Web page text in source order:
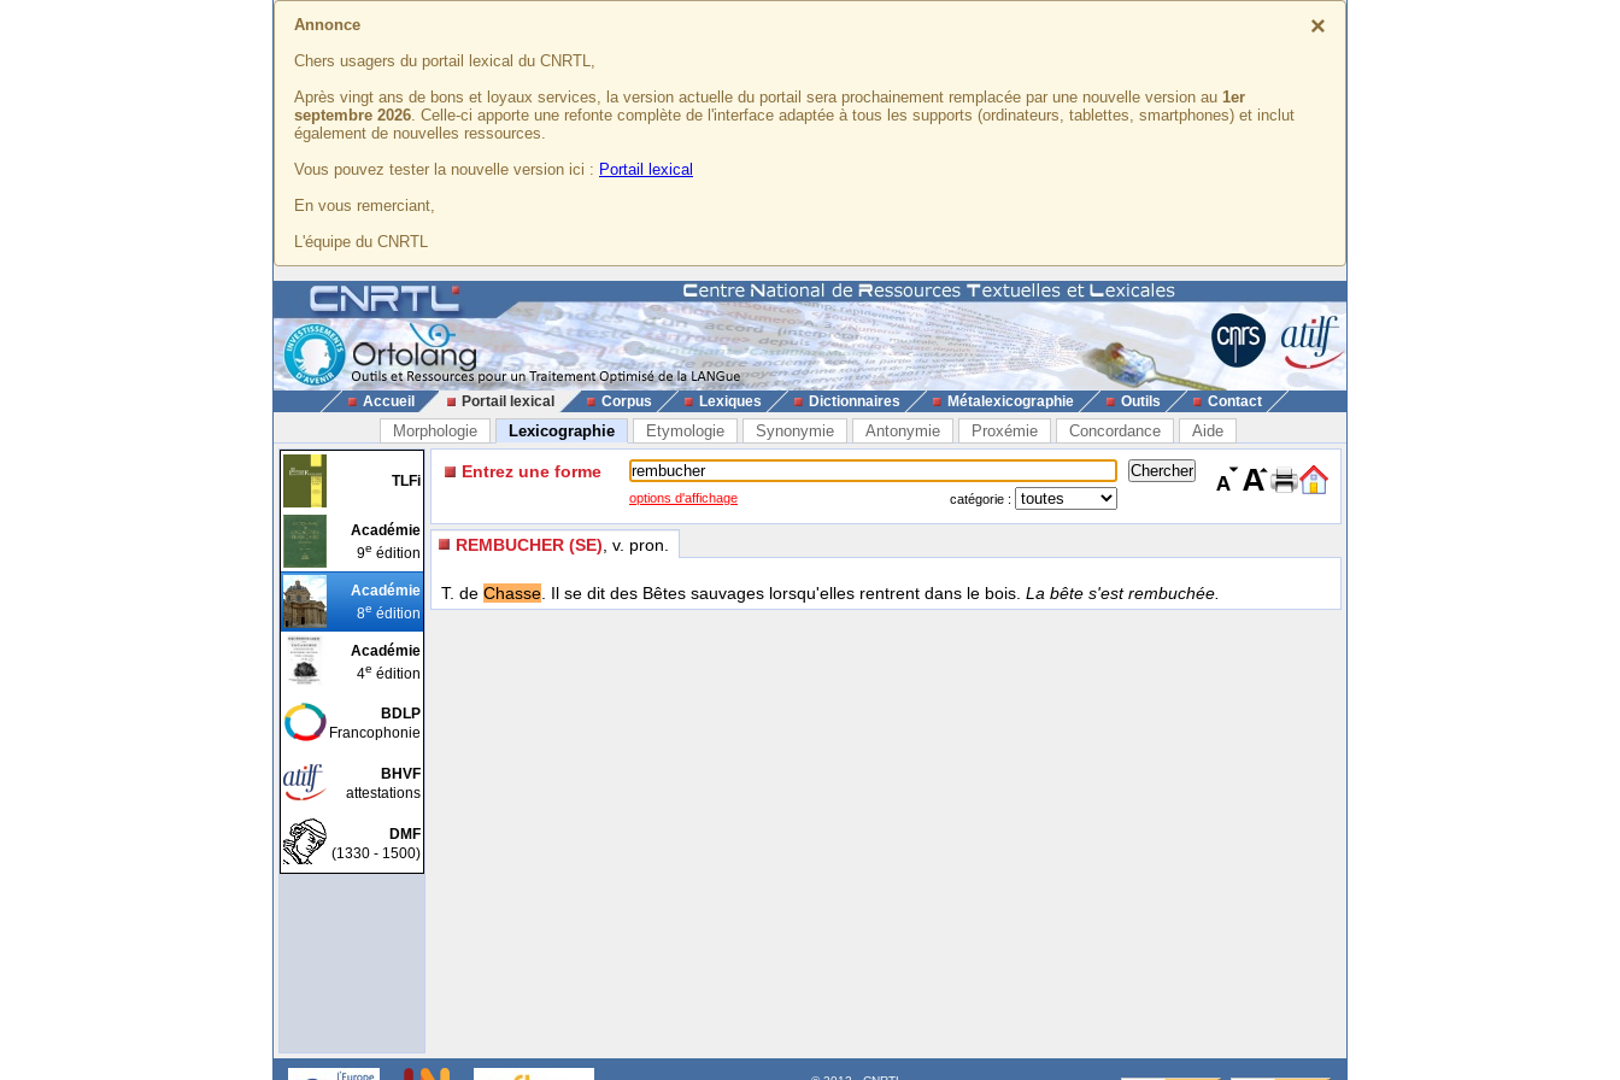
×
Annonce
Chers usagers du portail lexical du CNRTL,
Après vingt ans de bons et loyaux services, la version actuelle du portail sera prochainement remplacée par une nouvelle version au 1er
septembre 2026. Celle-ci apporte une refonte complète de l'interface adaptée à tous les supports (ordinateurs, tablettes, smartphones) et inclut
également de nouvelles ressources.
Vous pouvez tester la nouvelle version ici : Portail lexical
En vous remerciant,
L'équipe du CNRTL
Accueil Portail lexical Corpus Lexiques Dictionnaires Métalexicographie Outils Contact
Morphologie Lexicographie Etymologie Synonymie Antonymie Proxémie Concordance Aide
TLFi
Académie
9e édition
Académie
8e édition
Académie
4e édition
BDLP
Francophonie
BHVF
attestations
DMF
(1330 - 1500)
Entrez une forme
options d'affichage catégorie :
REMBUCHER (SE) , v. pron.
T. de Chasse. Il se dit des Bêtes sauvages lorsqu'elles rentrent dans le bois. La bête s'est rembuchée.